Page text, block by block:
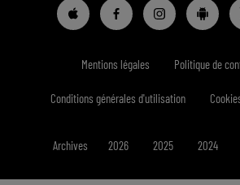
Mentions légales Politique de
Conditions générales d'utilisation
Archives 2026 2025 2024